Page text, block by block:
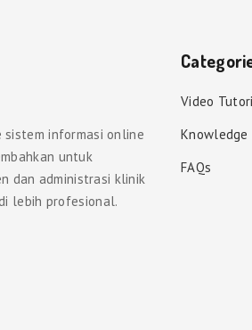
informasi online
untuk
dan administrasi klinik
lebih profesional.
Video
Knowledge
FAQs